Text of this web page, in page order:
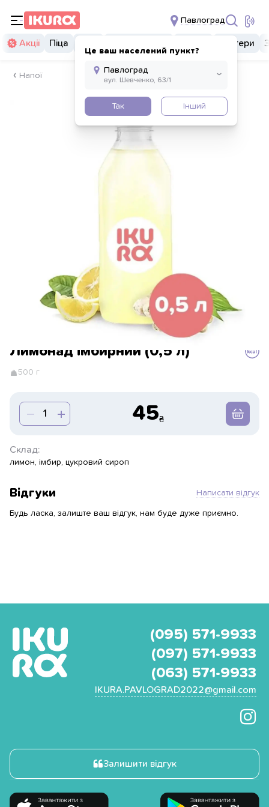
Павлоград
Це ваш населений пункт?
Так Інший
Акції Піца Бургери
Напої
Лимонад імбирний (0,5 л)
500 г
45
Склад:
лимон, імбир, цукровий сироп
Відгуки Написати відгук
Будь ласка, залиште ваш відгук, нам буде дуже приємно.
(095) 571-9933
(097) 571-9933
(063) 571-9933
IKURA.PAVLOGRAD2022@gmail.com
Залишити відгук